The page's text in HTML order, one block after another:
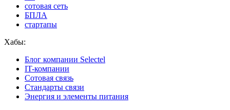
сотовая сеть
БПЛА
стартапы
Хабы:
Блог компании Selectel
IT-компании
Сотовая связь
Стандарты связи
Энергия и элементы питания